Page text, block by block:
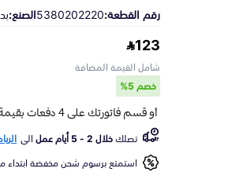
رقم القطعة:5380202220الصنع:
123
شامل القيمة المضافة
خصم 5%
تصلكخلال 2 - 5 أيام عمل الى
استمتع برسوم شحن مخفضة ابتداء